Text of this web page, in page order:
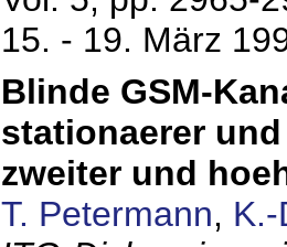
15. - 19. März
Blinde GSM-
stationaerer
zweiter und
T. Petermann,